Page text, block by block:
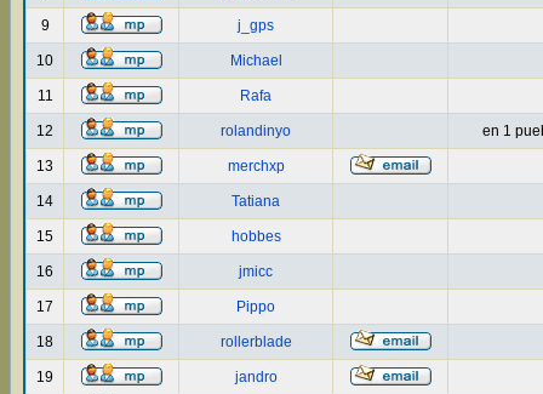
9 j_gps
10 Michael
11 Rafa
12 rolandinyo en 1
13 merchxp
14 Tatiana
15 hobbes
16 jmicc
17 Pippo
18 rollerblade
19 jandro